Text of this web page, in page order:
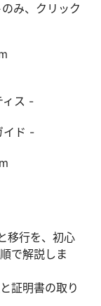
み、クリック
ィス -
イド -
移行を、初心
で解説しま
証明書の取り